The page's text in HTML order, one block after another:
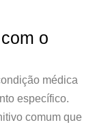
o
médica
específico.
comum que